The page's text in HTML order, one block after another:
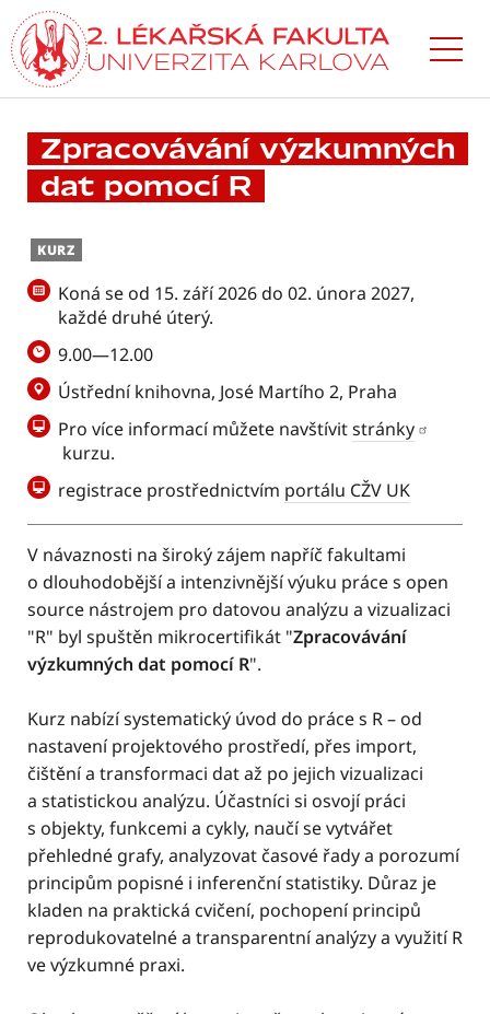
Přejít
k hlavnímu
obsahu
Zpracovávání výzkumných
dat pomocí R
KURZ
Koná se od 15. září 2026 do 02. února 2027,
každé druhé úterý.
9.00—12.00
Ústřední knihovna, José Martího 2, Praha
Pro více informací můžete navštívitstránky
kurzu.
registrace prostřednictvím portálu CŽV UK
V návaznosti na široký zájem napříč fakultami
o dlouhodobější a intenzivnější výuku práce s open
source nástrojem pro datovou analýzu a vizualizaci
"R" byl spuštěn mikrocertifikát "Zpracovávání
výzkumných dat pomocí R".
Kurz nabízí systematický úvod do práce s R – od
nastavení projektového prostředí, přes import,
čištění a transformaci dat až po jejich vizualizaci
a statistickou analýzu. Účastníci si osvojí práci
s objekty, funkcemi a cykly, naučí se vytvářet
přehledné grafy, analyzovat časové řady a porozumí
principům popisné i inferenční statistiky. Důraz je
kladen na praktická cvičení, pochopení principů
reprodukovatelné a transparentní analýzy a využití R
ve výzkumné praxi.